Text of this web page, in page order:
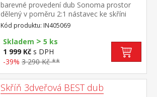
barevné provedení dub Sonoma prostor
dělený v poměru 2:1 nástavec ke skříni
IN405879 nástavec je součástí skříně a
nelze jej sestavit samostatně
Kód produktu: IN405069
Skladem > 5 ks
1 999 Kč s DPH
-39% 3 290 Kč **
Skříň 3dveřová BEST dub